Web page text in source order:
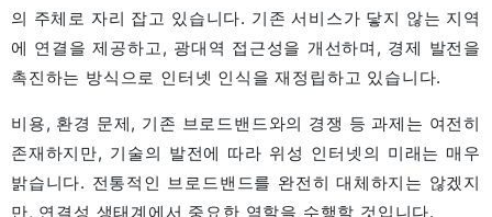
의 주체로 자리 잡고 있습니다. 기존 서비스가 닿지 않는 지역
에 연결을 제공하고, 광대역 접근성을 개선하며, 경제 발전을
촉진하는 방식으로 인터넷 인식을 재정립하고 있습니다.
비용, 환경 문제, 기존 브로드밴드와의 경쟁 등 과제는 여전히
존재하지만, 기술의 발전에 따라 위성 인터넷의 미래는 매우
밝습니다. 전통적인 브로드밴드를 완전히 대체하지는 않겠지
만, 연결성 생태계에서 중요한 역할을 수행할 것입니다.